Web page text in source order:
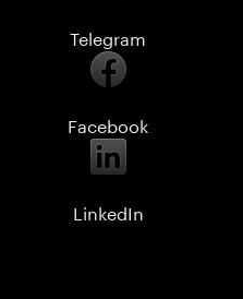
Telegram
Facebook
LinkedIn